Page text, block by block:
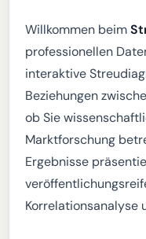
Willkommen beim
professionellen
interaktive
Beziehungen
ob Sie
Marktforschung
Ergebnisse
Korrelationsanalyse